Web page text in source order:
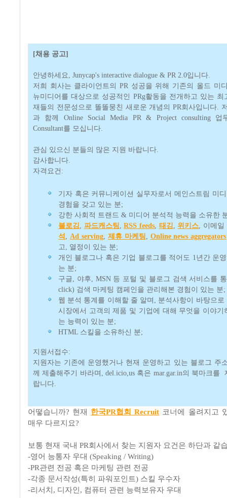
[채용 공고]
안녕하세요, Junycap's interactive dialogue & PR 2.0입니다.
저희 회사는 클라이언트의 PR 성공을 위해 기존의 올드 미
뉴미디어를 대상으로 성공적인 PRg활동을 전개하고 있는 최
재들의 전문성으로 똘똘뭉친 새로운 개념의 PR회사입니다.
과 함께 Online Social Media PR & Project consulting 업
Consultant를 모십니다.
관심 있으신 분들의 많은 지원 바랍니다.
감사합니다.
자격요건:
기자 혹은 커뮤니케이션 실무자로서 메인스트림 미
경험을 갖고 있는 분;
강한 사회적 트랜드 & 미디어 분석적 능력을 소유한
블로깅
파드캐스팅 ,RSS feeds 태깅 위키스 , 이메
석
Ad serving, 제휴 마케팅
Online news aggregators
고, 열정이 있는 분;
개인 블로그나 혹은 기업 블로그를 적어도 1년간 운
는 분;
구글, 야후, MSN 등 포털 및 블로그 검색 서비스를 통
click) 검색 마케팅 캠페인을 관리해본 경험이 있는 분;
웹 분석 통계를 이해할 줄 알며, 분석사항이 바탕으로
시장에서 고객의 제품 및 기업에 대해 무엇을 이야기
는 능력이 있는 분;
HTML 스킬을 소유하신 분;
지원서접수:
지원자는 기존에 운영했거나 현재 운영하고 있는 블로그 주
께 제출해주기 바라며, del.icio,us 혹은 mar.gar.in의 북마크를
랍니다.
어떻습니까? 현재 한국PR협회 Recruit 코너에 올려지고
매우 다르지요?
보통 현재 국내 PR회사에서 찾는 지원자 요건은 하단과 같
-영어 능통자 우대 (Speaking / Writing)
-PR관련 전공 혹은 마케팅 관련 전공
-각종 문서작성(특히 파워포인트) 스킬 우수자
-리서치, 디자인, 컴퓨터 관련 능력보유자 우대